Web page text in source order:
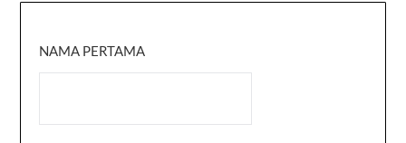
NAMA PERTAMA